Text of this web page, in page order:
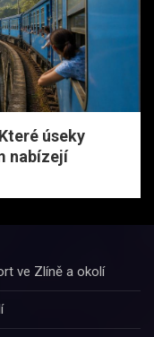
úseky
nabízejí
ve Zlíně a okolí